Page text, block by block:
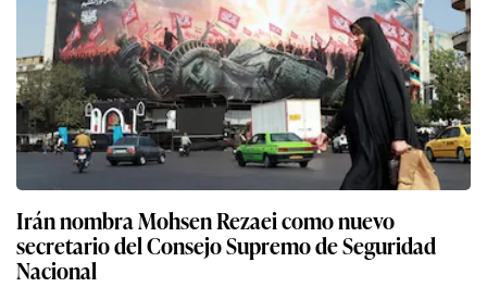
Irán nombra Mohsen Rezaei como nuevo
secretario del Consejo Supremo de Seguridad
Nacional